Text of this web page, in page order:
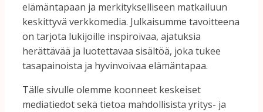
elämäntapaan ja merkitykselliseen matkailuun
keskittyvä verkkomedia. Julkaisumme tavoitteena
on tarjota lukijoille inspiroivaa, ajatuksia
herättävää ja luotettavaa sisältöä, joka tukee
tasapainoista ja hyvinvoivaa elämäntapaa.
Tälle sivulle olemme koonneet keskeiset
mediatiedotsekä tietoa mahdollisista yritys- ja